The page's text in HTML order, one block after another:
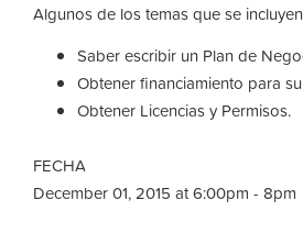
Algunos de los temas que se
Saber escribir un Plan de
Obtener financiamiento para
Obtener Licencias y Permisos.
FECHA
December 01, 2015 at 6:00pm - 8pm